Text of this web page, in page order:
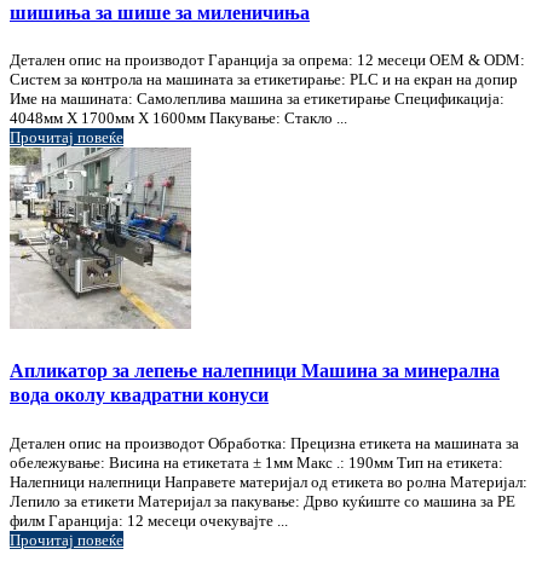
шишиња за шише за миленичиња
Детален опис на производот Гаранција за опрема: 12 месеци OEM & ODM:
Систем за контрола на машината за етикетирање: PLC и на екран на допир
Име на машината: Самолеплива машина за етикетирање Спецификација:
4048мм X 1700мм Х 1600мм Пакување: Стакло ...
Прочитај повеќе
Апликатор за лепење налепници Машина за минерална
вода околу квадратни конуси
Детален опис на производот Обработка: Прецизна етикета на машината за
обележување: Висина на етикетата ± 1мм Макс .: 190мм Тип на етикета:
Налепници налепници Направете материјал од етикета во ролна Материјал:
Лепило за етикети Материјал за пакување: Дрво куќиште со машина за PE
филм Гаранција: 12 месеци очекувајте ...
Прочитај повеќе